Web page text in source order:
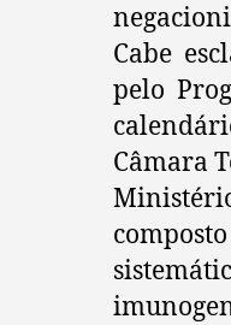
Cabe
pelo
Câmara